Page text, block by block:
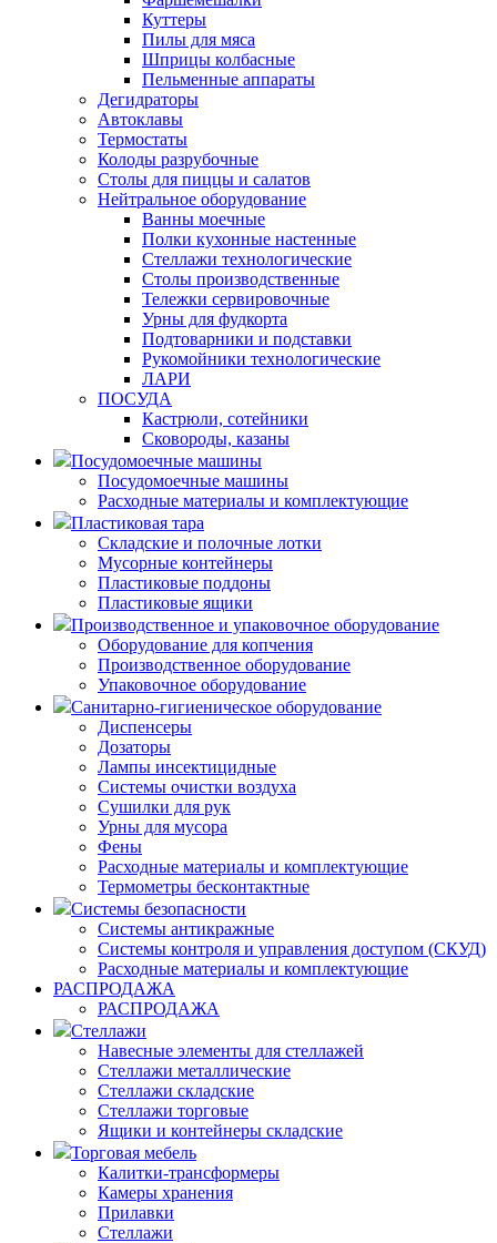
Куттеры
Пилы для мяса
Шприцы колбасные
Пельменные аппараты
Дегидраторы
Автоклавы
Термостаты
Колоды разрубочные
Столы для пиццы и салатов
Нейтральное оборудование
Ванны моечные
Полки кухонные настенные
Стеллажи технологические
Столы производственные
Тележки сервировочные
Урны для фудкорта
Подтоварники и подставки
Рукомойники технологические
ЛАРИ
ПОСУДА
Кастрюли, сотейники
Сковороды, казаны
Посудомоечные машины
Посудомоечные машины
Расходные материалы и комплектующие
Пластиковая тара
Складские и полочные лотки
Мусорные контейнеры
Пластиковые поддоны
Пластиковые ящики
Производственное и упаковочное оборудование
Оборудование для копчения
Производственное оборудование
Упаковочное оборудование
Санитарно-гигиеническое оборудование
Диспенсеры
Дозаторы
Лампы инсектицидные
Системы очистки воздуха
Сушилки для рук
Урны для мусора
Фены
Расходные материалы и комплектующие
Термометры бесконтактные
Системы безопасности
Системы антикражные
Системы контроля и управления доступом (СКУД)
Расходные материалы и комплектующие
РАСПРОДАЖА
РАСПРОДАЖА
Стеллажи
Навесные элементы для стеллажей
Стеллажи металлические
Стеллажи складские
Стеллажи торговые
Ящики и контейнеры складские
Торговая мебель
Калитки-трансформеры
Камеры хранения
Прилавки
Стеллажи